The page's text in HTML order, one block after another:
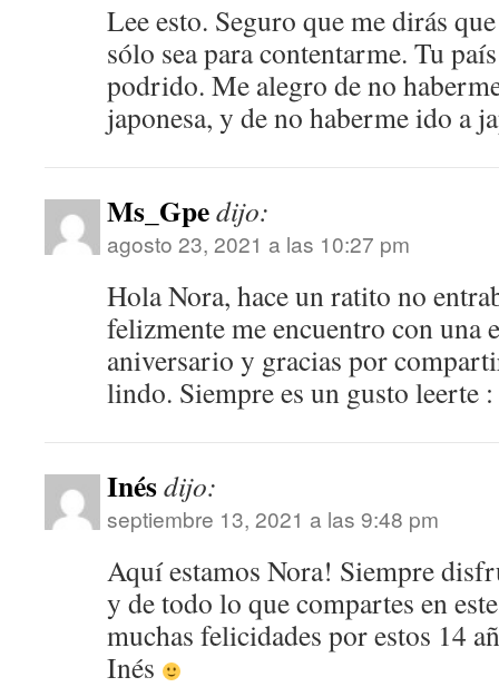
Lee esto. Seguro que me dirás
sólo sea para contentarme. Tu
podrido. Me alegro de no
japonesa, y de no haberme ido a
Ms_Gpedijo:
agosto 23, 2021 a las 10:27 pm
Hola Nora, hace un ratito no
felizmente me encuentro con una
aniversario y gracias por
lindo. Siempre es un gusto leerte
Inésdijo:
septiembre 13, 2021 a las 9:48 pm
Aquí estamos Nora! Siempre
y de todo lo que compartes en
muchas felicidades por estos 14
Inés